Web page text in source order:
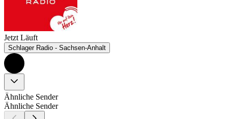
Jetzt Läuft
Schlager Radio - Sachsen-Anhalt
Ähnliche Sender
Ähnliche Sender